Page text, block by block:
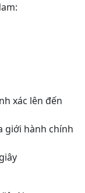
xác lên đến
giới hành chính